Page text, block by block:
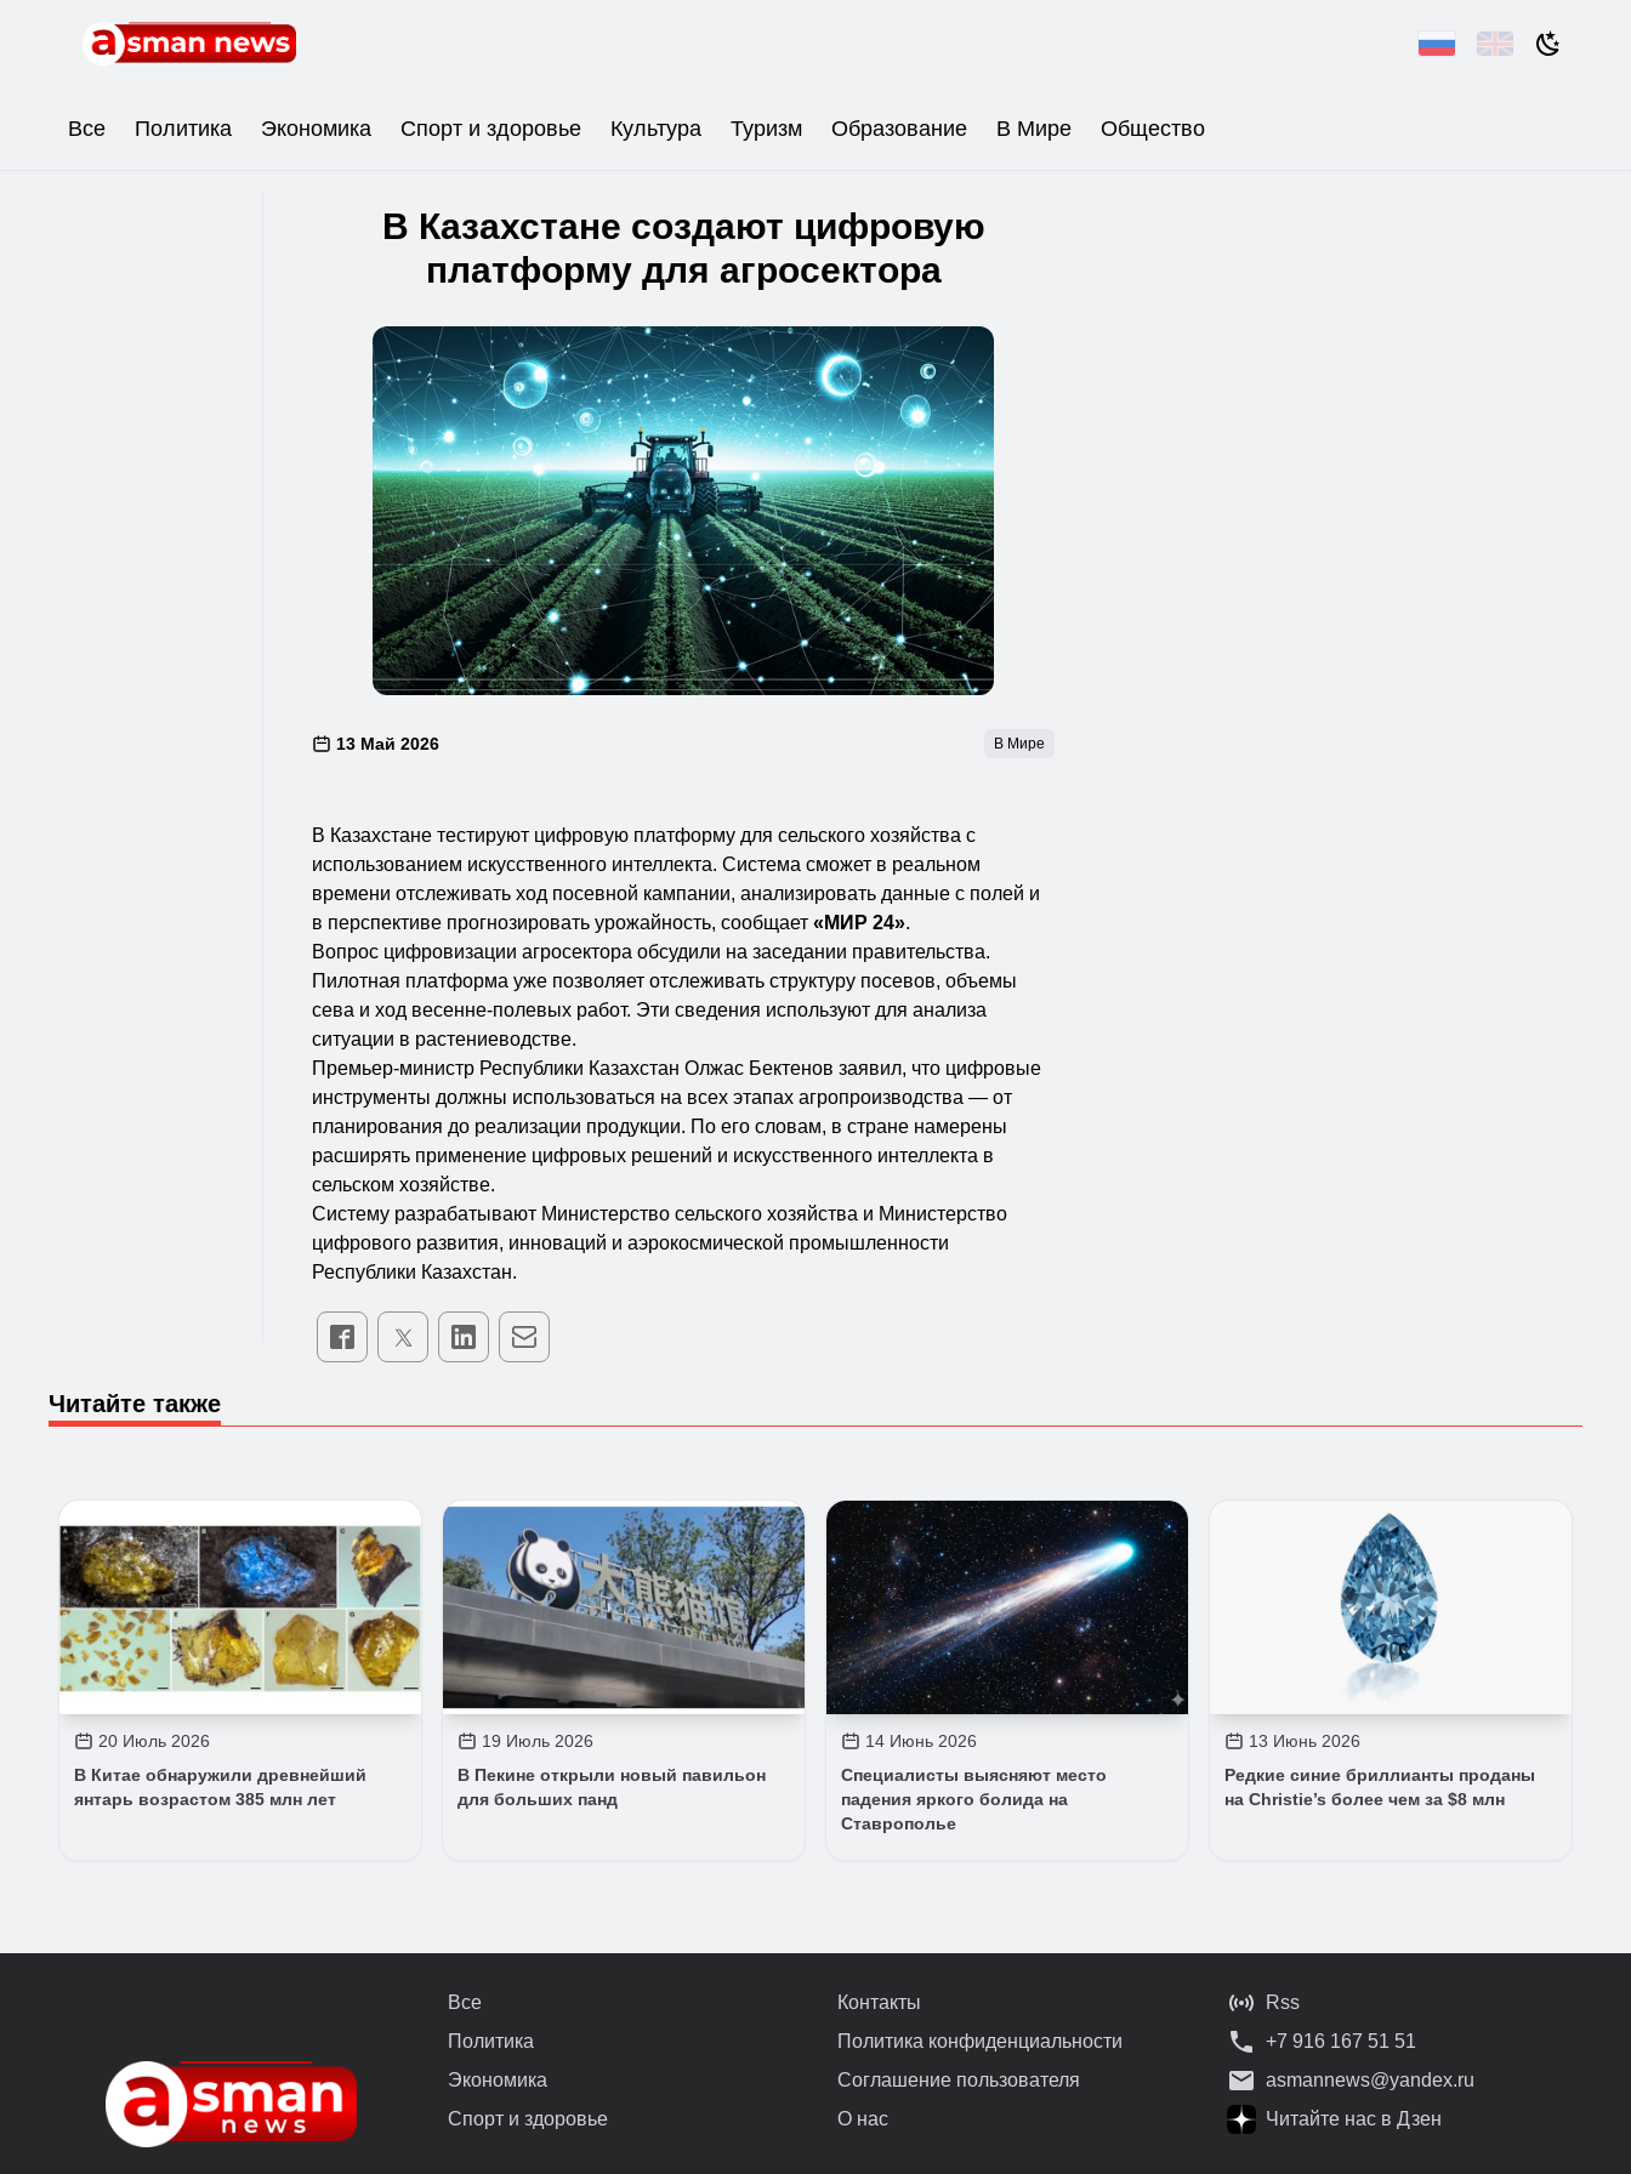
Все Политика Экономика Спорт и здоровье Культура Туризм Образование В Мире Общество
В Казахстане создают цифровую
платформу для агросектора
13 Май 2026 В Мире
В Казахстане тестируют цифровую платформу для сельского хозяйства с
использованием искусственного интеллекта. Система сможет в реальном
времени отслеживать ход посевной кампании, анализировать данные с полей и
в перспективе прогнозировать урожайность, сообщает«МИР 24».
Вопрос цифровизации агросектора обсудили на заседании правительства.
Пилотная платформа уже позволяет отслеживать структуру посевов, объемы
сева и ход весенне-полевых работ. Эти сведения используют для анализа
ситуации в растениеводстве.
Премьер-министр Республики Казахстан Олжас Бектенов заявил, что цифровые
инструменты должны использоваться на всех этапах агропроизводства — от
планирования до реализации продукции. По его словам, в стране намерены
расширять применение цифровых решений и искусственного интеллекта в
сельском хозяйстве.
Систему разрабатывают Министерство сельского хозяйства и Министерство
цифрового развития, инноваций и аэрокосмической промышленности
Республики Казахстан.
Читайте также
20 Июль 2026
В Китае обнаружили древнейший
янтарь возрастом 385 млн лет
19 Июль 2026
В Пекине открыли новый павильон
для больших панд
14 Июнь 2026
Специалисты выясняют место
падения яркого болида на
Ставрополье
13 Июнь 2026
Редкие синие бриллианты проданы
на Christie’s более чем за $8 млн
Все
Политика
Экономика
Спорт и здоровье
Контакты
Политика конфиденциальности
Соглашение пользователя
О нас
Rss
+7 916 167 51 51
asmannews@yandex.ru
Читайте нас в Дзен